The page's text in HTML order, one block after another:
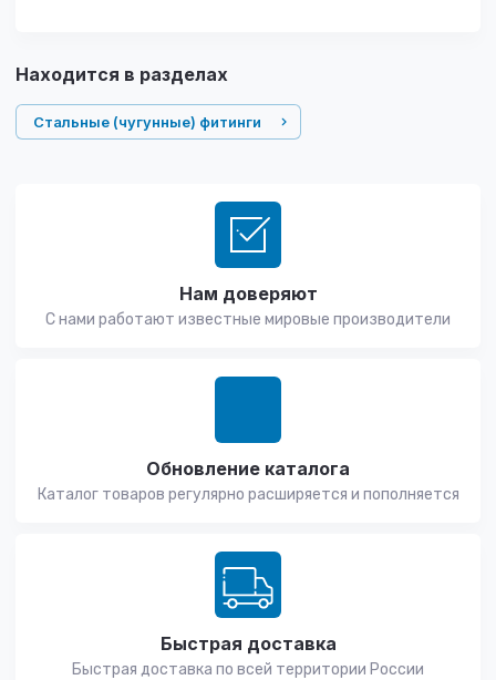
Находится в разделах
Стальные (чугунные) фитинги
Нам доверяют
С нами работают известные мировые производители
Обновление каталога
Каталог товаров регулярно расширяется и пополняется
Быстрая доставка
Быстрая доставка по всей территории России